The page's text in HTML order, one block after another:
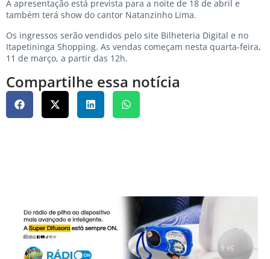
A apresentação está prevista para a noite de 18 de abril e
também terá show do cantor Natanzinho Lima.
Os ingressos serão vendidos pelo site Bilheteria Digital e no
Itapetininga Shopping. As vendas começam nesta quarta-feira,
11 de março, a partir das 12h.
Compartilhe essa notícia